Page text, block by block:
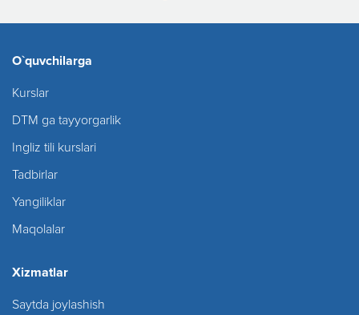
O`quvchilarga
Kurslar
DTM ga tayyorgarlik
Ingliz tili kurslari
Tadbirlar
Yangiliklar
Maqolalar
Xizmatlar
Saytda joylashish